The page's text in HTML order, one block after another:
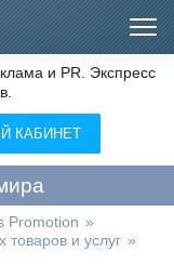
и PR. Экспресс
КАБИНЕТ
Promotion »
и услуг »